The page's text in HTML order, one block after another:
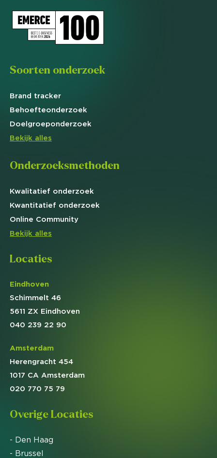
Soorten onderzoek
Brand tracker
Behoefteonderzoek
Doelgroeponderzoek
Bekijk alles
Onderzoeksmethoden
Kwalitatief onderzoek
Kwantitatief onderzoek
Online Community
Bekijk alles
Locaties
Eindhoven
Schimmelt 46
5611 ZX Eindhoven
040 239 22 90
Amsterdam
Herengracht 454
1017 CA Amsterdam
020 770 75 79
Overige Locaties
- Den Haag
- Brussel